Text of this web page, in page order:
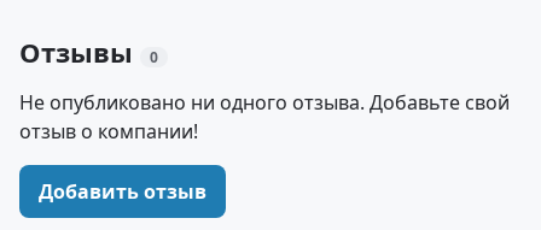
Отзывы 0
Не опубликовано ни одного отзыва. Добавьте свой
отзыв о компании!
Добавить отзыв